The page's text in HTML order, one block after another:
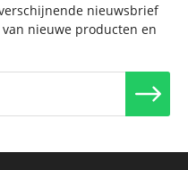
nieuwsbrief
nieuwe producten en